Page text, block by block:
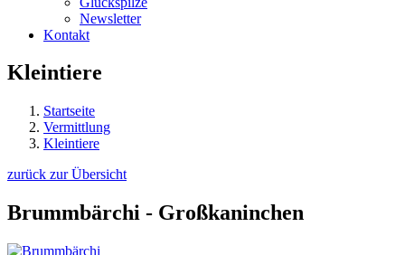
Newsletter
Kontakt
Kleintiere
Startseite
Vermittlung
Kleintiere
zurück zur Übersicht
Brummbärchi - Großkaninchen